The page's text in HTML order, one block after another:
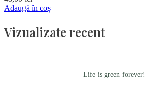
Adaugă în coș
Vizualizate recent
Life is green forever!